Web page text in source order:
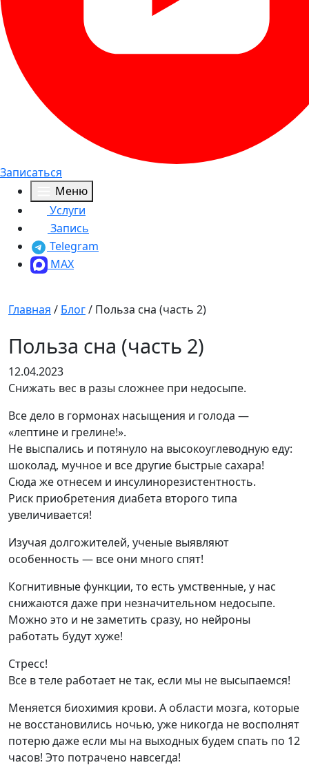
Записаться
Меню
Услуги
Запись
Telegram
MAX
Главная / Блог/ Польза сна (часть 2)
Польза сна (часть 2)
12.04.2023
Снижать вес в разы сложнее при недосыпе.
Все дело в гормонах насыщения и голода —
«лептине и грелине!».
Не выспались и потянуло на высокоуглеводную еду:
шоколад, мучное и все другие быстрые сахара!
Сюда же отнесем и инсулинорезистентность.
Риск приобретения диабета второго типа
увеличивается!
Изучая долгожителей, ученые выявляют
особенность — все они много спят!
Когнитивные функции, то есть умственные, у нас
снижаются даже при незначительном недосыпе.
Можно это и не заметить сразу, но нейроны
работать будут хуже!
Стресс!
Все в теле работает не так, если мы не высыпаемся!
Меняется биохимия крови. А области мозга, которые
не восстановились ночью, уже никогда не восполнят
потерю даже если мы на выходных будем спать по 12
часов! Это потрачено навсегда!